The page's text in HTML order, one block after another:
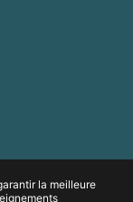
la meilleure